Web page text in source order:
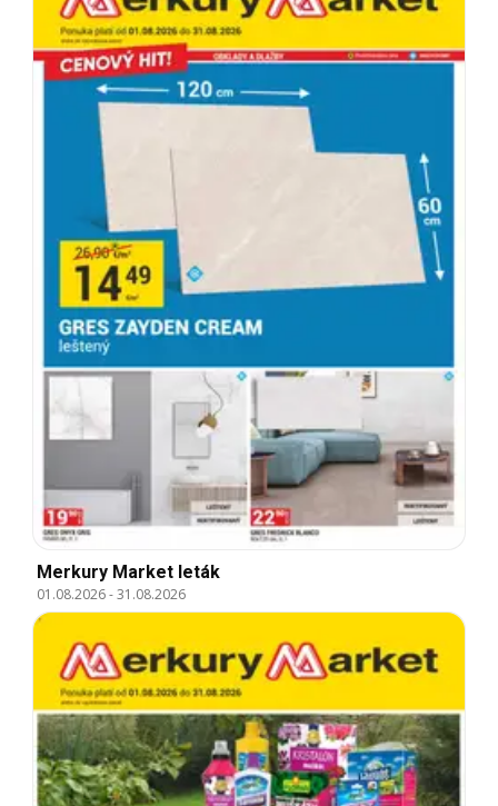
Merkury Market leták
01.08.2026-31.08.2026